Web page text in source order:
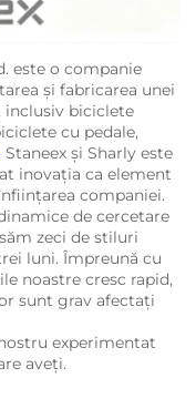
este o companie
și fabricarea unei
biciclete
cu pedale,
. Staneex și Sharly este
inovația ca element
companiei.
de cercetare
zeci de stiluri
luni. Împreună cu
noastre cresc rapid,
sunt grav afectați
experimentat
aveți.